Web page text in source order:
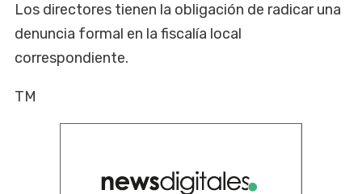
Los directores tienen la obligación de radicar una
denuncia formal en la fiscalía local
correspondiente.
TM